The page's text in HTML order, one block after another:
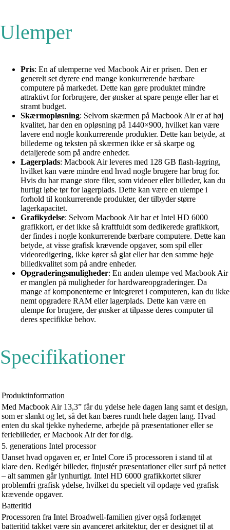
Ulemper
Pris: En af ulemperne ved Macbook Air er prisen. Den er
generelt set dyrere end mange konkurrerende bærbare
computere på markedet. Dette kan gøre produktet mindre
attraktivt for forbrugere, der ønsker at spare penge eller har et
stramt budget.
Skærmopløsning: Selvom skærmen på Macbook Air er af høj
kvalitet, har den en opløsning på 1440×900, hvilket kan være
lavere end nogle konkurrerende produkter. Dette kan betyde, at
billederne og teksten på skærmen ikke er så skarpe og
detaljerede som på andre enheder.
Lagerplads: Macbook Air leveres med 128 GB flash-lagring,
hvilket kan være mindre end hvad nogle brugere har brug for.
Hvis du har mange store filer, som videoer eller billeder, kan du
hurtigt løbe tør for lagerplads. Dette kan være en ulempe i
forhold til konkurrerende produkter, der tilbyder større
lagerkapacitet.
Grafikydelse: Selvom Macbook Air har et Intel HD 6000
grafikkort, er det ikke så kraftfuldt som dedikerede grafikkort,
der findes i nogle konkurrerende bærbare computere. Dette kan
betyde, at visse grafisk krævende opgaver, som spil eller
videoredigering, ikke kører så glat eller har den samme høje
billedkvalitet som på andre enheder.
Opgraderingsmuligheder: En anden ulempe ved Macbook Air
er manglen på muligheder for hardwareopgraderinger. Da
mange af komponenterne er integreret i computeren, kan du ikke
nemt opgradere RAM eller lagerplads. Dette kan være en
ulempe for brugere, der ønsker at tilpasse deres computer til
deres specifikke behov.
Specifikationer
Produktinformation
Med Macbook Air 13,3” får du ydelse hele dagen lang samt et design,
som er slankt og let, så det kan bæres rundt hele dagen lang. Hvad
enten du skal tjekke nyhederne, arbejde på præsentationer eller se
feriebilleder, er Macbook Air der for dig.
5. generations Intel processor
Uanset hvad opgaven er, er Intel Core i5 processoren i stand til at
klare den. Redigér billeder, finjustér præsentationer eller surf på nettet
– alt sammen går lynhurtigt. Intel HD 6000 grafikkortet sikrer
problemfri grafisk ydelse, hvilket du specielt vil opdage ved grafisk
krævende opgaver.
Batteritid
Processoren fra Intel Broadwell-familien giver også forlænget
batteritid takket være sin avanceret arkitektur, der er designet til at